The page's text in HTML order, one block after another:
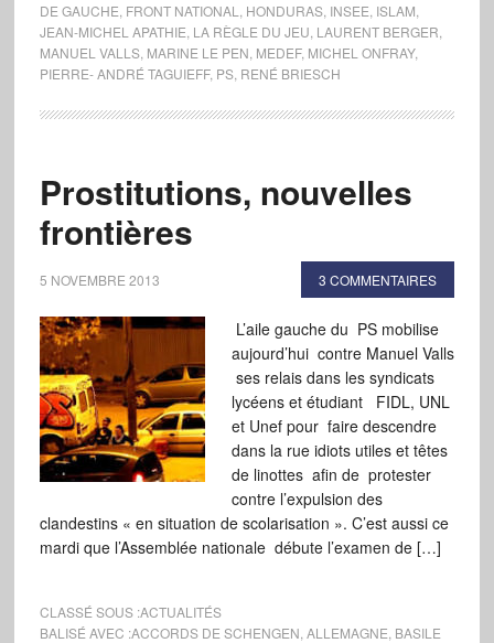
DE GAUCHE FRONT NATIONAL HONDURAS, INSEE ISLAM
JEAN-MICHEL APATHIE LA RÈGLE DU JEU LAURENT BERGER
MANUEL VALLS, MARINE LE PEN MEDEF, MICHEL ONFRAY,
PIERRE- ANDRÉ TAGUIEFF, PS, RENÉ BRIESCH
Prostitutions, nouvelles
frontières
5 NOVEMBRE 2013 3 COMMENTAIRES
L’aile gauche du PS mobilise
aujourd’hui contre Manuel Valls
ses relais dans les syndicats
lycéens et étudiant FIDL, UNL
et Unef pour faire descendre
dans la rue idiots utiles et têtes
de linottes afin de protester
contre l’expulsion des
clandestins « en situation de scolarisation ». C’est aussi ce
mardi que l’Assemblée nationale débute l’examen de […]
CLASSÉ SOUS :ACTUALITÉS
BALISÉ AVEC :ACCORDS DE SCHENGEN ALLEMAGNE BASILE